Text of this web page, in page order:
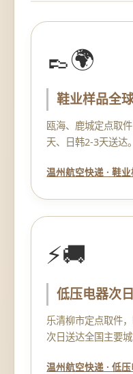
👞🌍
鞋业样品全
瓯海、鹿城定点取
天、日韩2-3天送达。
温州航空快递 · 鞋
⚡🚚
低压电器次
乐清柳市定点取件
次日送达全国主要城
温州航空快递 · 低